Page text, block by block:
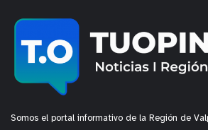
Somos el portal informativo de la Región de